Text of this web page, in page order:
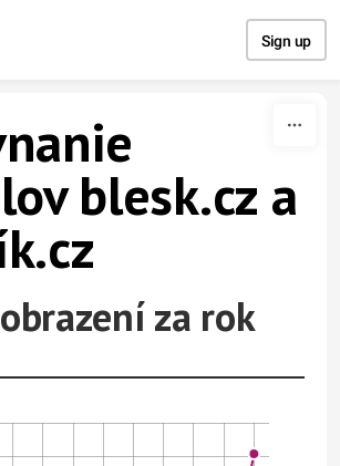
Sign up
blesk.cz a
za rok